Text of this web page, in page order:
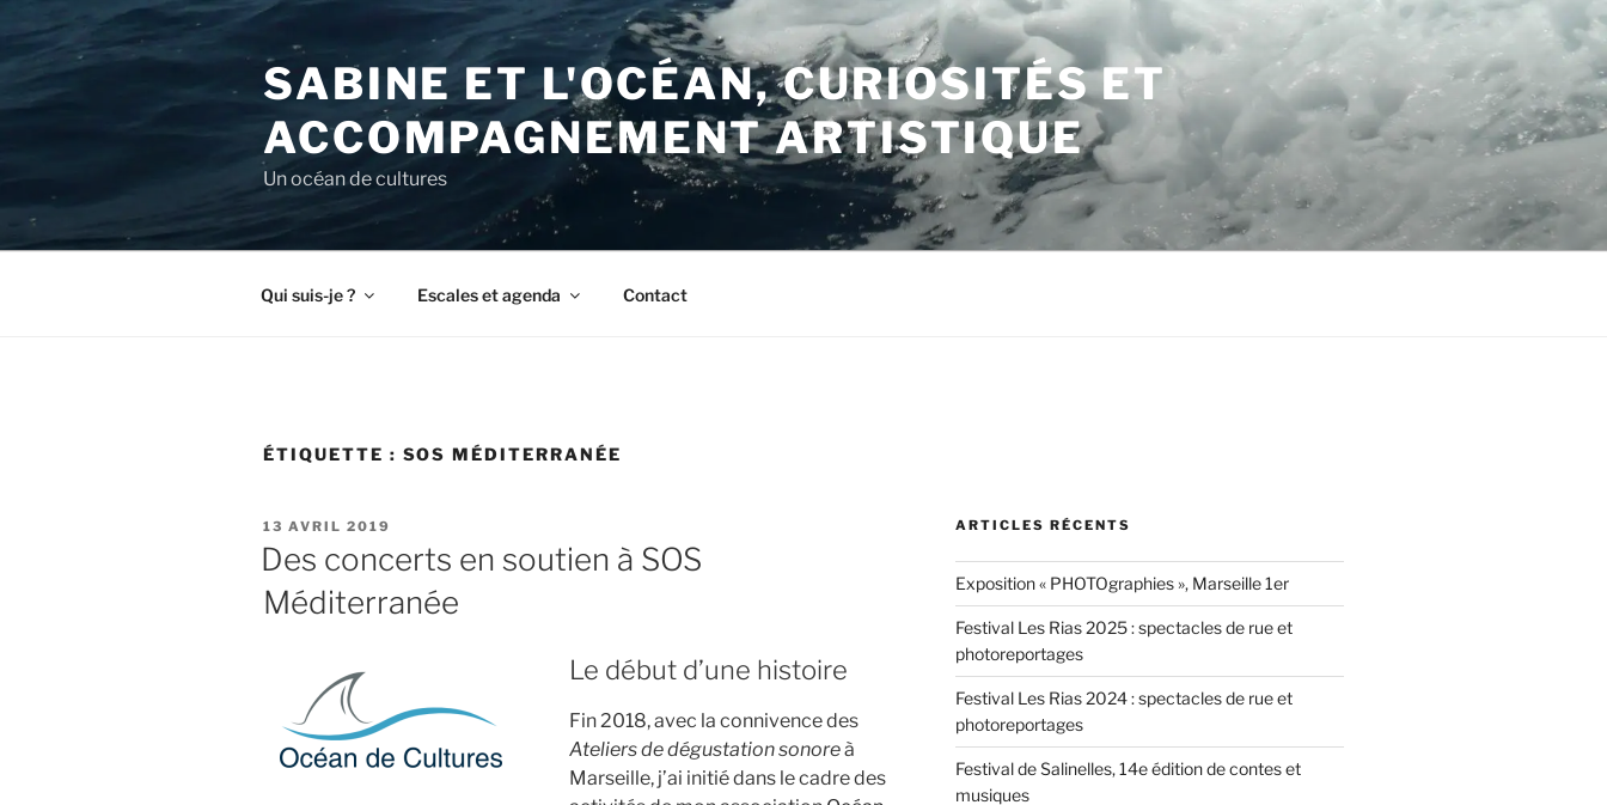
contenu
principal
SABINE ET L'OCÉAN, CURIOSITÉS ET
ACCOMPAGNEMENT ARTISTIQUE
Un océan de cultures
Qui suis-je ? Escales et agenda Contact
ÉTIQUETTE : SOS MÉDITERRANÉE
PUBLIÉ
LE
13 AVRIL 2019
Des concerts en soutien à SOS
Méditerranée
Le début d’une histoire
Fin 2018, avec la connivence des
Ateliers de dégustation sonoreà
Marseille, j’ai initié dans le cadre des
ARTICLES RÉCENTS
Exposition « PHOTOgraphies », Marseille 1er
Festival Les Rias 2025 : spectacles de rue et
photoreportages
Festival Les Rias 2024 : spectacles de rue et
photoreportages
Festival de Salinelles, 14e édition de contes et
musiques